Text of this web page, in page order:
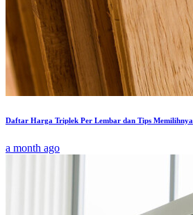
Daftar Harga Triplek Per Lembar dan Tips Memilihnya
a month ago